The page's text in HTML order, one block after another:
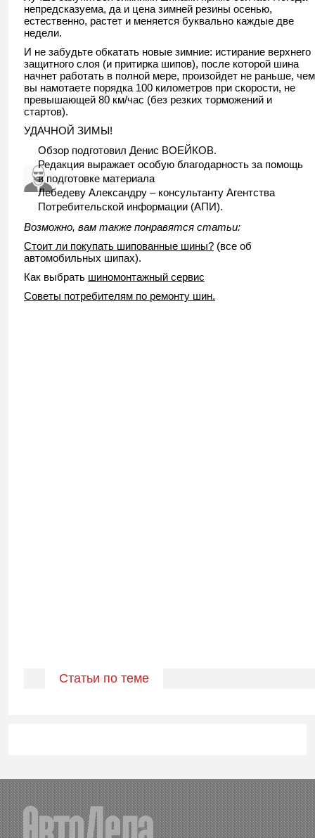
непредсказуема, да и цена зимней резины осенью,
естественно, растет и меняется буквально каждые две
недели.
И не забудьте обкатать новые зимние: истирание верхнего
защитного слоя (и притирка шипов), после которой шина
начнет работать в полной мере, произойдет не раньше, чем
вы намотаете порядка 100 километров при скорости, не
превышающей 80 км/час (без резких торможений и
стартов).
УДАЧНОЙ ЗИМЫ!
Обзор подготовил Денис ВОЕЙКОВ.
Редакция выражает особую благодарность за помощь
в подготовке материала
Лебедеву Александру – консультанту Агентства
Потребительской информации (АПИ).
Возможно, вам также понравятся статьи:
Стоит ли покупать шипованные шины? (все об
автомобильных шипах).
Как выбрать шиномонтажный сервис
Советы потребителям по ремонту шин.
Статьи по теме